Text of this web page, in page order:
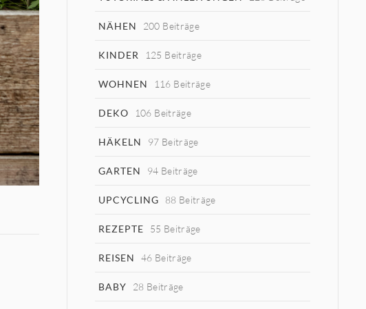
NÄHEN 200 Beiträge
KINDER 125 Beiträge
WOHNEN 116 Beiträge
DEKO 106 Beiträge
HÄKELN 97 Beiträge
GARTEN 94 Beiträge
UPCYCLING 88 Beiträge
REZEPTE 55 Beiträge
REISEN 46 Beiträge
BABY 28 Beiträge